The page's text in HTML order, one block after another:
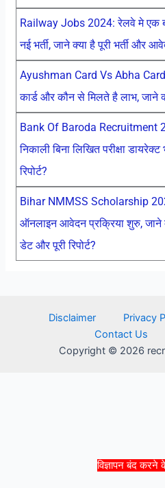
विज्ञापन बंद
Railway Jobs 2024: रेलवे मे एक
नई भर्ती, जाने क्या है पूरी भर्ती और
Ayushman Card Vs Abha
कार्ड और कौन से मिलते है लाभ, जाने
Bank Of Baroda Recruitment
निकाली बिना लिखित परीक्षा डायरेक्ट
रिपोर्ट?
Bihar NMMSS Scholarship
ऑनलाइन आवेदन प्रक्रिया शुरु, जाने
डेट और पूरी रिपोर्ट?
Disclaimer Privacy
Contact Us
Copyright © 2026